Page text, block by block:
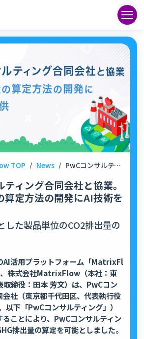
TOP / News / PwCコンサルティング合同会社と協業。GHG排出量の算定方法の開発にAI技術を提供
ィング合同会社と協業。
算定方法の開発にAI技術を
した製品単位のCO2排出量の
AI活用プラットフォーム「MatrixFl
株式会社MatrixFlow（本社：東
取締役：田本 芳文）は、PwCコン
会社（東京都千代田区、代表執行役
以下「PwCコンサルティング」）
ことにより、PwCコンサルティン
排出量の算定を可能としました。